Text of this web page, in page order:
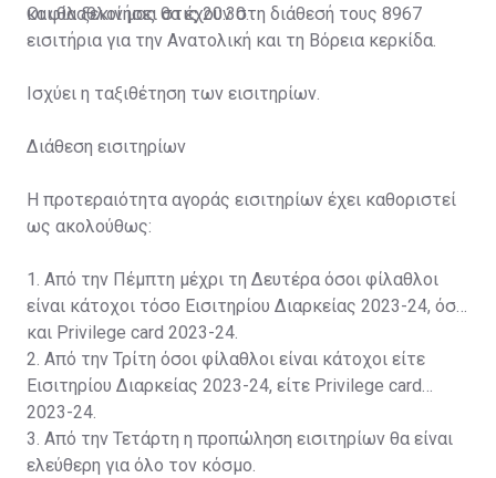
και θα ξεκινήσει στις 20:30.
Οι φίλαθλοί μας θα έχουν στη διάθεσή τους 8967
εισιτήρια για την Ανατολική και τη Βόρεια κερκίδα.
Ισχύει η ταξιθέτηση των εισιτηρίων.
Διάθεση εισιτηρίων
Η προτεραιότητα αγοράς εισιτηρίων έχει καθοριστεί
ως ακολούθως:
1. Από την Πέμπτη μέχρι τη Δευτέρα όσοι φίλαθλοι
είναι κάτοχοι τόσο Εισιτηρίου Διαρκείας 2023-24, όσο
και Privilege card 2023-24.
2. Από την Τρίτη όσοι φίλαθλοι είναι κάτοχοι είτε
Εισιτηρίου Διαρκείας 2023-24, είτε Privilege card
2023-24.
3. Από την Τετάρτη η προπώληση εισιτηρίων θα είναι
ελεύθερη για όλο τον κόσμο.